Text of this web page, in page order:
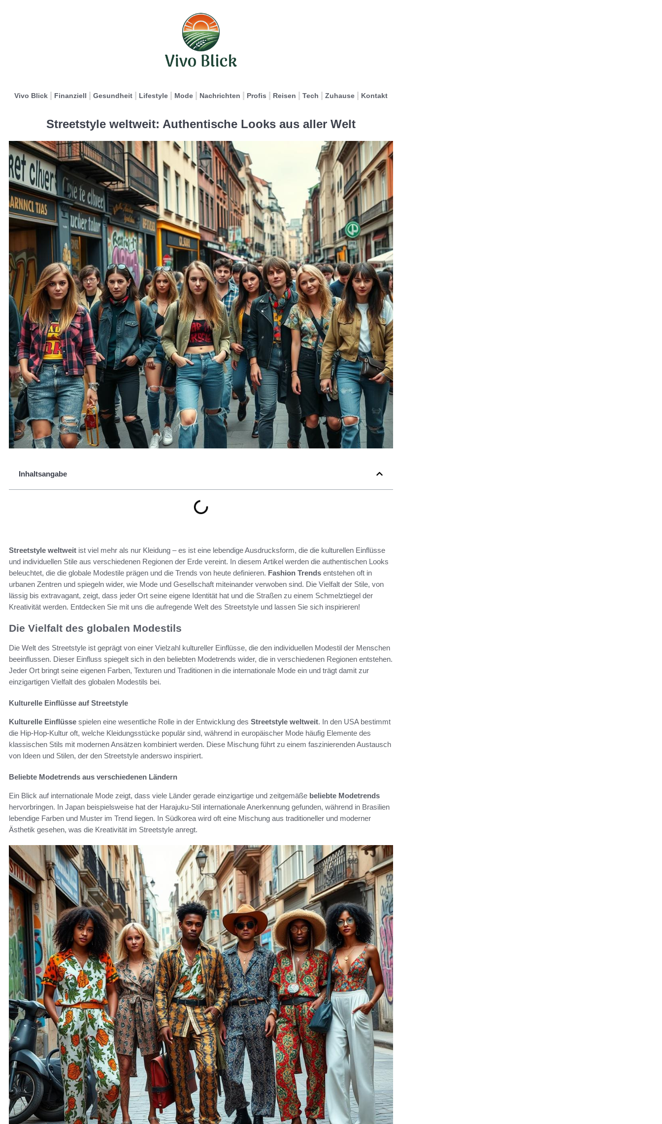
Vivo Blick Finanziell Gesundheit Lifestyle Mode Nachrichten Profis Reisen Tech Zuhause Kontakt
Streetstyle weltweit: Authentische Looks aus aller Welt
Inhaltsangabe
Streetstyle weltweit ist viel mehr als nur Kleidung – es ist eine lebendige Ausdrucksform, die die kulturellen Einflüsse
und individuellen Stile aus verschiedenen Regionen der Erde vereint. In diesem Artikel werden die authentischen Looks
beleuchtet, die die globale Modestile prägen und die Trends von heute definieren. Fashion Trends entstehen oft in
urbanen Zentren und spiegeln wider, wie Mode und Gesellschaft miteinander verwoben sind. Die Vielfalt der Stile, von
lässig bis extravagant, zeigt, dass jeder Ort seine eigene Identität hat und die Straßen zu einem Schmelztiegel der
Kreativität werden. Entdecken Sie mit uns die aufregende Welt des Streetstyle und lassen Sie sich inspirieren!
Die Vielfalt des globalen Modestils
Die Welt des Streetstyle ist geprägt von einer Vielzahl kultureller Einflüsse, die den individuellen Modestil der Menschen
beeinflussen. Dieser Einfluss spiegelt sich in den beliebten Modetrends wider, die in verschiedenen Regionen entstehen.
Jeder Ort bringt seine eigenen Farben, Texturen und Traditionen in die internationale Mode ein und trägt damit zur
einzigartigen Vielfalt des globalen Modestils bei.
Kulturelle Einflüsse auf Streetstyle
Kulturelle Einflüsse spielen eine wesentliche Rolle in der Entwicklung des Streetstyle weltweit. In den USA bestimmt
die Hip-Hop-Kultur oft, welche Kleidungsstücke populär sind, während in europäischer Mode häufig Elemente des
klassischen Stils mit modernen Ansätzen kombiniert werden. Diese Mischung führt zu einem faszinierenden Austausch
von Ideen und Stilen, der den Streetstyle anderswo inspiriert.
Beliebte Modetrends aus verschiedenen Ländern
Ein Blick auf internationale Mode zeigt, dass viele Länder gerade einzigartige und zeitgemäße beliebte Modetrends
hervorbringen. In Japan beispielsweise hat der Harajuku-Stil internationale Anerkennung gefunden, während in Brasilien
lebendige Farben und Muster im Trend liegen. In Südkorea wird oft eine Mischung aus traditioneller und moderner
Ästhetik gesehen, was die Kreativität im Streetstyle anregt.